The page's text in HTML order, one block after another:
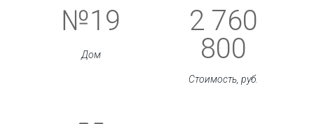
№19
Дом
2 760
800
Стоимость, руб.